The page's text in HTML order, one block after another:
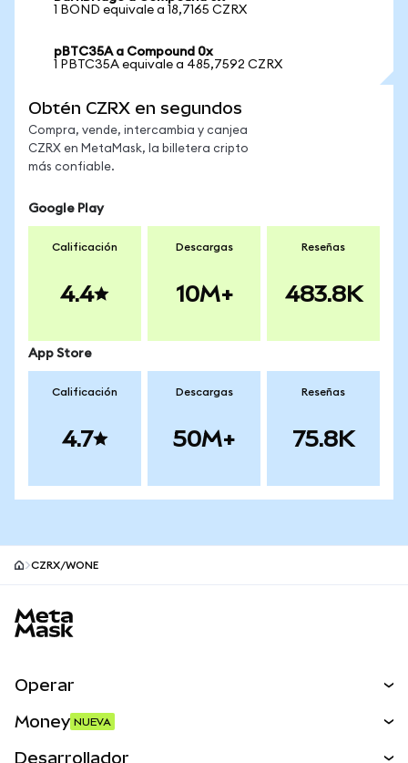
1 BOND equivale a 18,7165 CZRX
pBTC35A a Compound 0x
1 PBTC35A equivale a 485,7592 CZRX
Obtén CZRX en segundos
Compra, vende, intercambia y canjea
CZRX en MetaMask, la billetera cripto
más confiable.
Google Play
Calificación
4.4
Descargas
10M+
Reseñas
483.8K
App Store
Calificación
4.7
Descargas
50M+
Reseñas
75.8K
CZRX/WONE
Operar
Money NUEVA
Desarrollador